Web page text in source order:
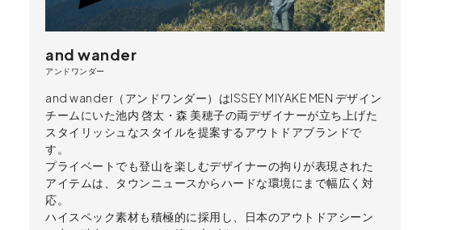
and wander
アンドワンダー
and wander（アンドワンダー）はISSEY MIYAKE MEN デザイン
チームにいた池内 啓太・森 美穂子の両デザイナーが立ち上げた
スタイリッシュなスタイルを提案するアウトドアブランドで
す。
プライベートでも登山を楽しむデザイナーの拘りが表現された
アイテムは、タウンニュースからハードな環境にまで幅広く対
応。
ハイスペック素材も積極的に採用し、日本のアウトドアシーン